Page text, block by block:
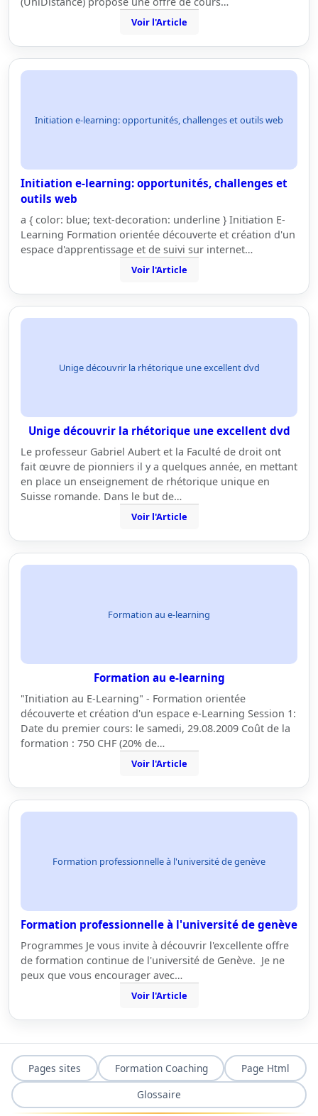
Voir l'Article
Initiation e-learning: opportunités, challenges et outils web
Initiation e-learning: opportunités, challenges et
outils web
a { color: blue; text-decoration: underline } Initiation E-
Learning Formation orientée découverte et création d'un
espace d'apprentissage et de suivi sur internet…
Voir l'Article
Unige découvrir la rhétorique une excellent dvd
Unige découvrir la rhétorique une excellent dvd
Le professeur Gabriel Aubert et la Faculté de droit ont
fait œuvre de pionniers il y a quelques année, en mettant
en place un enseignement de rhétorique unique en
Suisse romande. Dans le but de…
Voir l'Article
Formation au e-learning
Formation au e-learning
"Initiation au E-Learning" - Formation orientée
découverte et création d'un espace e-Learning Session 1:
Date du premier cours: le samedi, 29.08.2009 Coût de la
formation : 750 CHF (20% de…
Voir l'Article
Formation professionnelle à l'université de genève
Formation professionnelle à l'université de genève
Programmes Je vous invite à découvrir l'excellente offre
de formation continue de l'université de Genève. Je ne
peux que vous encourager avec…
Voir l'Article
Pages sites Formation Coaching
Page Html
Glossaire